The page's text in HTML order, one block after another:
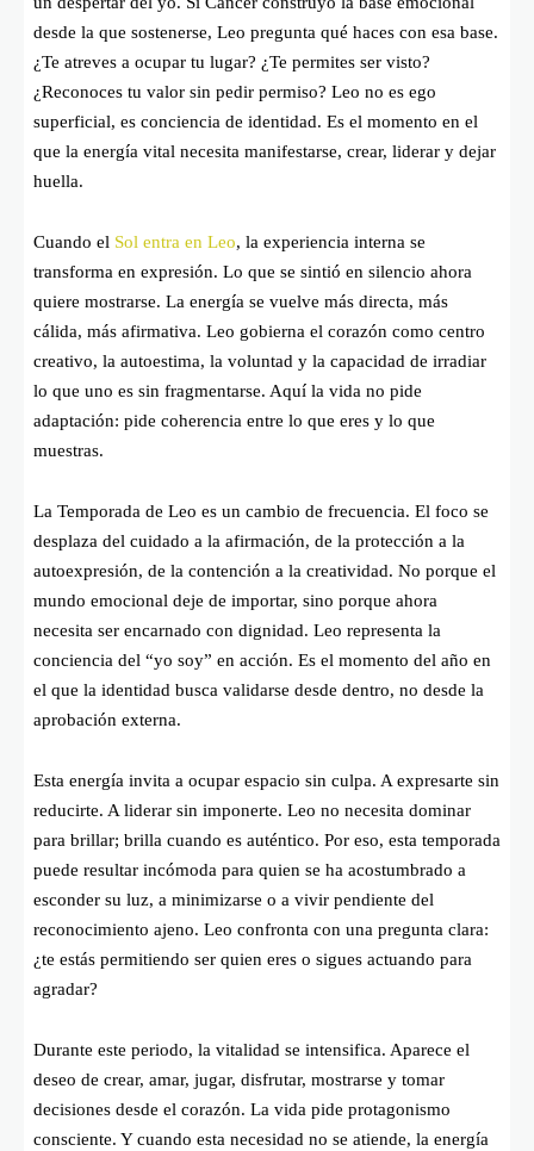
desde la que sostenerse, Leo pregunta qué haces con esa base.
¿Te atreves a ocupar tu lugar? ¿Te permites ser visto?
¿Reconoces tu valor sin pedir permiso? Leo no es ego
superficial, es conciencia de identidad. Es el momento en el
que la energía vital necesita manifestarse, crear, liderar y dejar
huella.
Cuando el Sol entra en Leo, la experiencia interna se
transforma en expresión. Lo que se sintió en silencio ahora
quiere mostrarse. La energía se vuelve más directa, más
cálida, más afirmativa. Leo gobierna el corazón como centro
creativo, la autoestima, la voluntad y la capacidad de irradiar
lo que uno es sin fragmentarse. Aquí la vida no pide
adaptación: pide coherencia entre lo que eres y lo que
muestras.
La Temporada de Leo es un cambio de frecuencia. El foco se
desplaza del cuidado a la afirmación, de la protección a la
autoexpresión, de la contención a la creatividad. No porque el
mundo emocional deje de importar, sino porque ahora
necesita ser encarnado con dignidad. Leo representa la
conciencia del “yo soy” en acción. Es el momento del año en
el que la identidad busca validarse desde dentro, no desde la
aprobación externa.
Esta energía invita a ocupar espacio sin culpa. A expresarte sin
reducirte. A liderar sin imponerte. Leo no necesita dominar
para brillar; brilla cuando es auténtico. Por eso, esta temporada
puede resultar incómoda para quien se ha acostumbrado a
esconder su luz, a minimizarse o a vivir pendiente del
reconocimiento ajeno. Leo confronta con una pregunta clara:
¿te estás permitiendo ser quien eres o sigues actuando para
agradar?
Durante este periodo, la vitalidad se intensifica. Aparece el
deseo de crear, amar, jugar, disfrutar, mostrarse y tomar
decisiones desde el corazón. La vida pide protagonismo
consciente. Y cuando esta necesidad no se atiende, la energía